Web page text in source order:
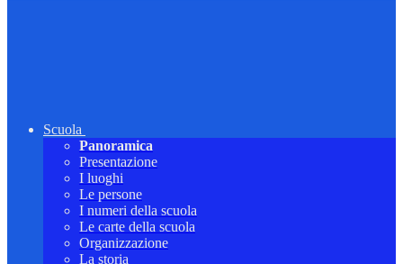
Scuola
Panoramica
Presentazione
I luoghi
Le persone
I numeri della scuola
Le carte della scuola
Organizzazione
La storia